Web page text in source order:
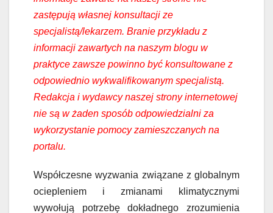
zastępują własnej konsultacji ze
specjalistą/lekarzem. Branie przykładu z
informacji zawartych na naszym blogu w
praktyce zawsze powinno być konsultowane z
odpowiednio wykwalifikowanym specjalistą.
Redakcja i wydawcy naszej strony internetowej
nie są w żaden sposób odpowiedzialni za
wykorzystanie pomocy zamieszczanych na
portalu.
Współczesne wyzwania związane z globalnym
ociepleniem i zmianami klimatycznymi
wywołują potrzebę dokładnego zrozumienia